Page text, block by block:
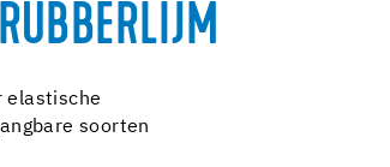
elastische
soorten